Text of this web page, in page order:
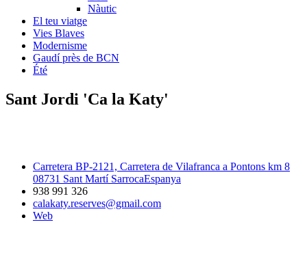
Nàutic
El teu viatge
Vies Blaves
Modernisme
Gaudí près de BCN
Été
Sant Jordi 'Ca la Katy'
Carretera BP-2121, Carretera de Vilafranca a Pontons km 8
08731 Sant Martí SarrocaEspanya
938 991 326
calakaty.reserves@gmail.com
Web